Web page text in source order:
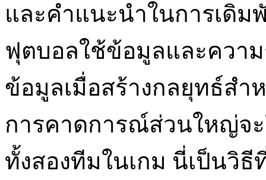
และคำแนะนำในการเดิม
ฟุตบอลใช้ข้อมูลและควา
ข้อมูลเมื่อสร้างกลยุทธ์สำ
การคาดการณ์ส่วนใหญ่จ
ทั้งสองทีมในเกม นี่เป็นวิ